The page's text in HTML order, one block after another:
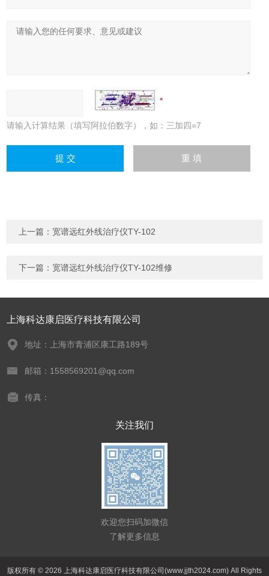
请输入计算结果（填写阿拉伯数字），如：三加四=7
上一篇： 宽谱远红外线治疗仪TY-102
下一篇： 宽谱远红外线治疗仪TY-102维修
上海科达康启医疗科技有限公司
地址：上海市青浦区康工路189号
邮箱：1558569201@qq.com
传真：
关注我们
欢迎您扫码加微信
了解更多信息
版权所有 © 2026 上海科达康启医疗科技有限公司(www.jjth2024.com) All Rights